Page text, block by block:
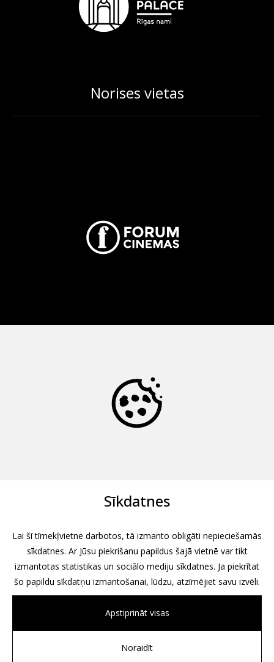
Norises vietas
Sīkdatnes
Lai šī tīmekļvietne darbotos, tā izmanto obligāti nepieciešamās
sīkdatnes. Ar Jūsu piekrišanu papildus šajā vietnē var tikt
izmantotas statistikas un sociālo mediju sīkdatnes. Ja piekrītat
šo papildu sīkdatņu izmantošanai, lūdzu, atzīmējiet savu izvēli.
Apstiprināt visas
Noraidīt